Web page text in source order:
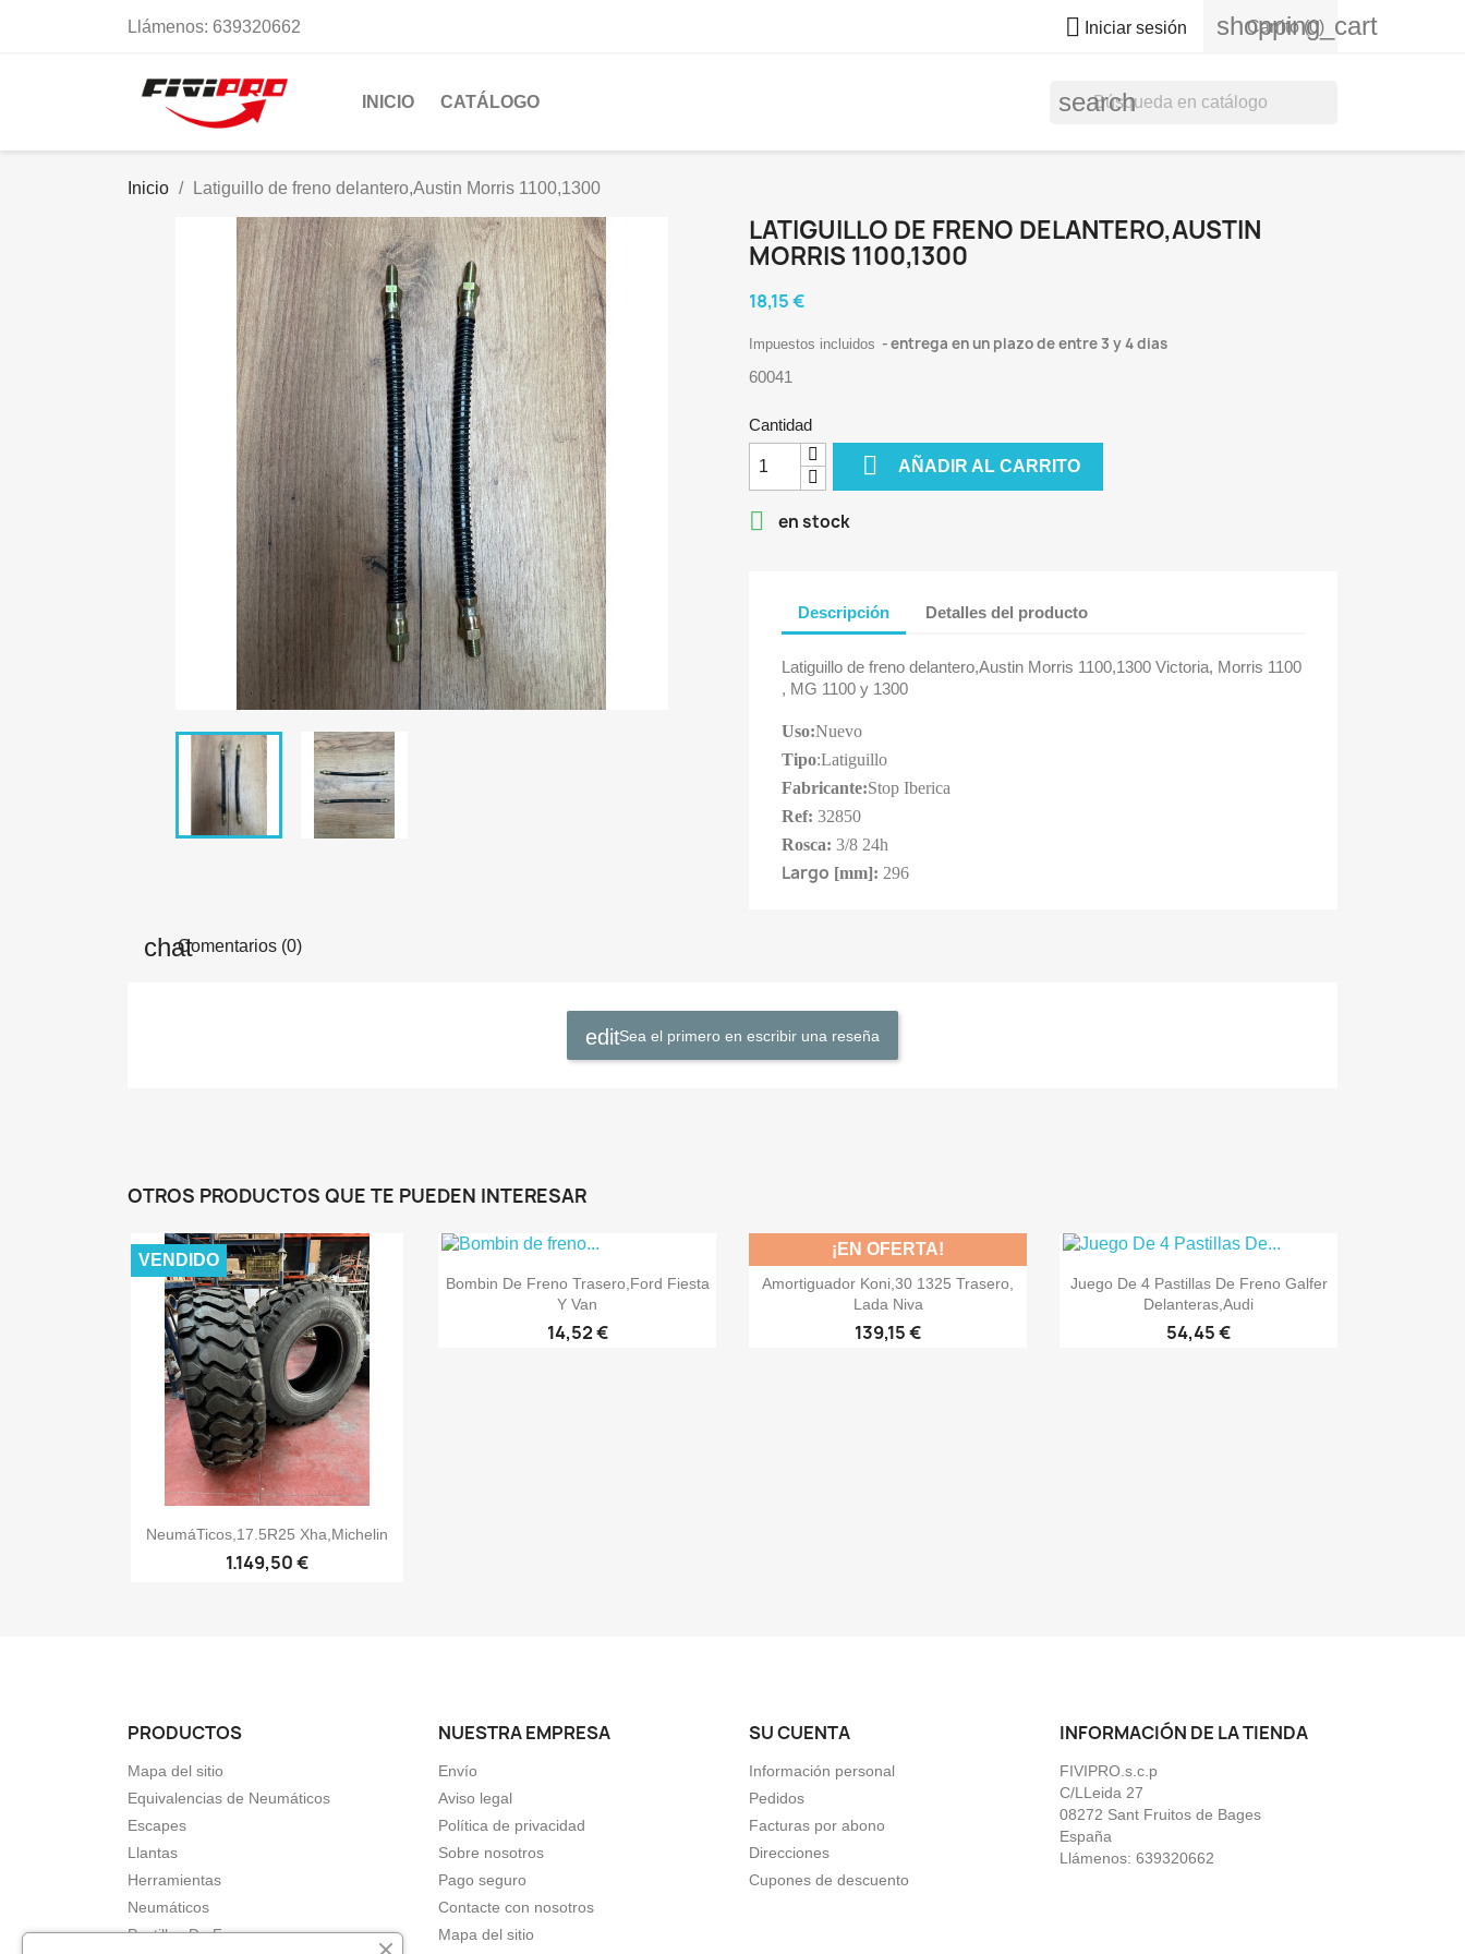
Llámenos: 639320662  Iniciar sesión shopping_cart
Carrito (0)
INICIO CATÁLOGO search
Inicio Latiguillo de freno delantero,Austin Morris 1100,1300
LATIGUILLO DE FRENO DELANTERO,AUSTIN
MORRIS 1100,1300
18,15 €
Impuestos incluidos entrega en un plazo de entre 3 y 4 dias
60041
Cantidad
 AÑADIR AL CARRITO
 en stock
Descripción Detalles del producto
Latiguillo de freno delantero,Austin Morris 1100,1300 Victoria, Morris 1100
, MG 1100 y 1300
Uso:Nuevo
Tipo:Latiguillo
Fabricante:Stop Iberica
Ref: 32850
Rosca: 3/8 24h
Largo [mm]: 296
Comentarios (0)
Sea el primero en escribir una reseña
OTROS PRODUCTOS QUE TE PUEDEN INTERESAR
 Vista rápida
NeumáTicos,17.5R25 Xha,Michelin
1.149,50 €
VENDIDO
 Vista rápida
Bombin De Freno Trasero,Ford Fiesta
Y Van
14,52 €
 Vista rápida
Amortiguador Koni,30 1325 Trasero,
Lada Niva
139,15 €
¡EN OFERTA!
 Vista rápida
Juego De 4 Pastillas De Freno Galfer
Delanteras,Audi
54,45 €
PRODUCTOS
Mapa del sitio
Equivalencias de Neumáticos
Escapes
Llantas
Herramientas
Neumáticos
Pastillas De Freno
NUESTRA EMPRESA
Envío
Aviso legal
Política de privacidad
Sobre nosotros
Pago seguro
Contacte con nosotros
Mapa del sitio
SU CUENTA
Información personal
Pedidos
Facturas por abono
Direcciones
Cupones de descuento
INFORMACIÓN DE LA TIENDA
FIVIPRO.s.c.p
C/LLeida 27
08272 Sant Fruitos de Bages
España
Llámenos: 639320662